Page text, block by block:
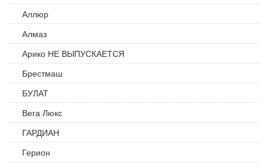
Аллюр
Алмаз
Арико НЕ ВЫПУСКАЕТСЯ
Брестмаш
БУЛАТ
Вега Люкс
ГАРДИАН
Герион